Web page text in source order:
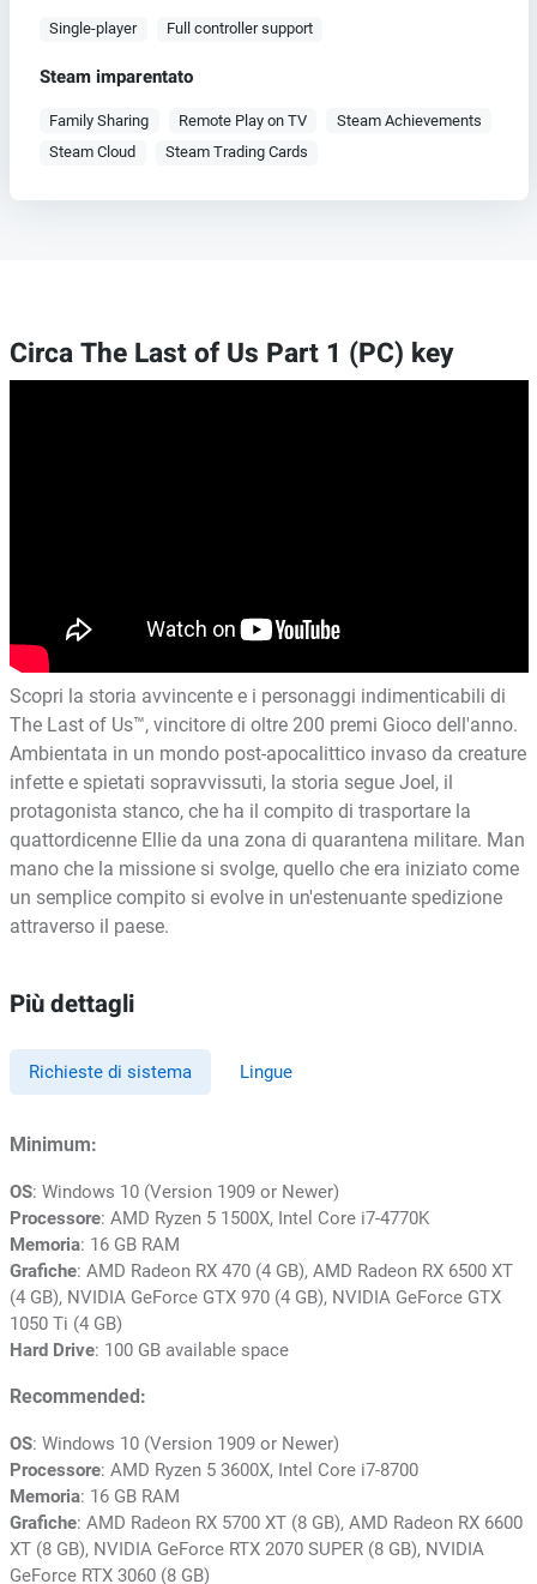
Single-player Full controller support
Steam imparentato
Family Sharing Remote Play on TV
Steam Achievements
Steam Cloud
Steam Trading Cards
Circa The Last of Us Part 1 (PC) key
Scopri la storia avvincente e i personaggi indimenticabili di
The Last of Us™, vincitore di oltre 200 premi Gioco dell'anno.
Ambientata in un mondo post-apocalittico invaso da creature
infette e spietati sopravvissuti, la storia segue Joel, il
protagonista stanco, che ha il compito di trasportare la
quattordicenne Ellie da una zona di quarantena militare. Man
mano che la missione si svolge, quello che era iniziato come
un semplice compito si evolve in un'estenuante spedizione
attraverso il paese.
Più dettagli
Richieste di sistema Lingue
Minimum:
OS: Windows 10 (Version 1909 or Newer)
Processore: AMD Ryzen 5 1500X, Intel Core i7-4770K
Memoria: 16 GB RAM
Grafiche: AMD Radeon RX 470 (4 GB), AMD Radeon RX 6500 XT
(4 GB), NVIDIA GeForce GTX 970 (4 GB), NVIDIA GeForce GTX
1050 Ti (4 GB)
Hard Drive: 100 GB available space
Recommended:
OS: Windows 10 (Version 1909 or Newer)
Processore: AMD Ryzen 5 3600X, Intel Core i7-8700
Memoria: 16 GB RAM
Grafiche: AMD Radeon RX 5700 XT (8 GB), AMD Radeon RX 6600
XT (8 GB), NVIDIA GeForce RTX 2070 SUPER (8 GB), NVIDIA
GeForce RTX 3060 (8 GB)